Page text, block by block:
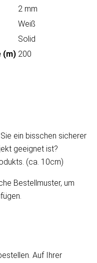
2 mm
Weiß
Solid
(m) 200
ein bisschen sicherer
geeignet ist?
(ca. 10cm)
Bestellmuster, um
Auf Ihrer